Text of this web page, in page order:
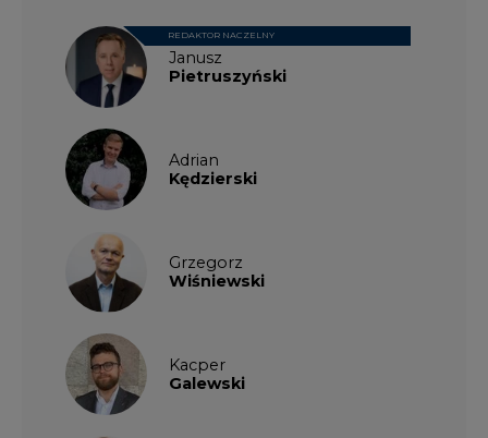
Janusz
Pietruszyński
REDAKTOR NACZELNY
Adrian
Kędzierski
Grzegorz
Wiśniewski
Kacper
Galewski